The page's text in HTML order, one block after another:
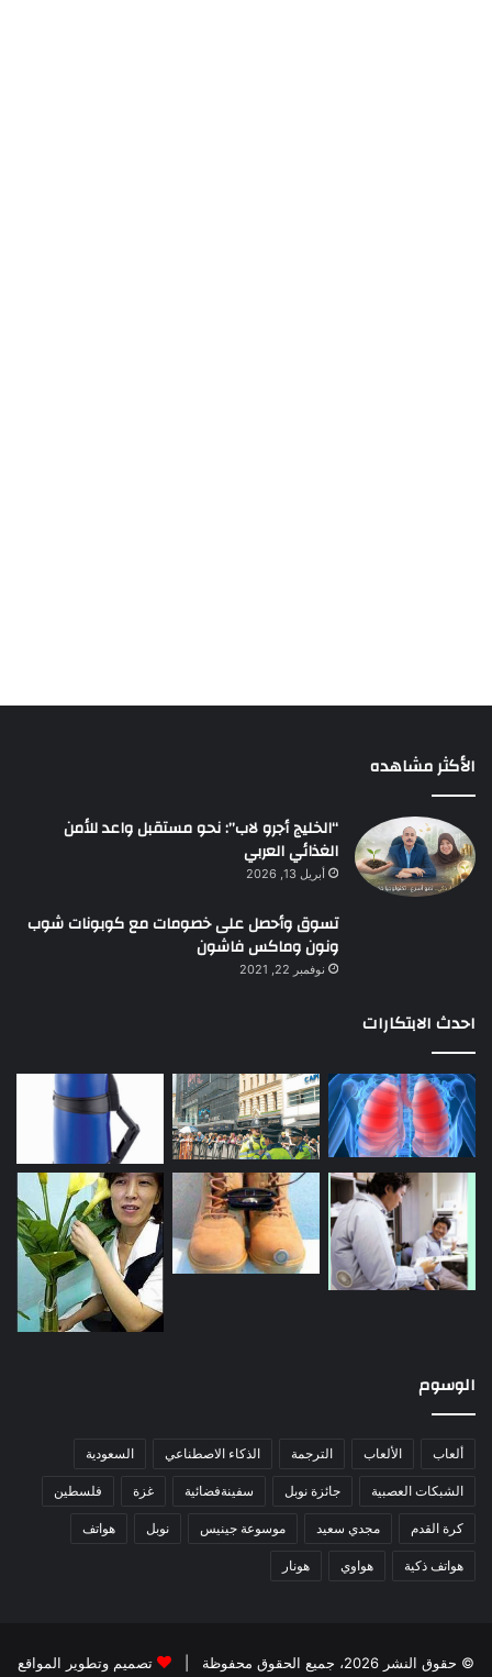
الأكثر مشاهده
“الخليج أجرو لاب”: نحو مستقبل واعد للأمن
الغذائي العربي
أبريل 13, 2026
تسوق وأحصل على خصومات مع كوبونات شوب
ونون وماكس فاشون
نوفمبر 22, 2021
احدث الابتكارات
الوسوم
ألعاب الألعاب الترجمة الذكاء الاصطناعي السعودية
الشبكات العصبية جائزة نوبل سفينةفضائية غزة فلسطين
كرة القدم مجدي سعيد موسوعة جينيس نوبل هواتف
هواتف ذكية هواوي هونار
© حقوق النشر 2026، جميع الحقوق محفوظة | تصميم وتطوير المواقع